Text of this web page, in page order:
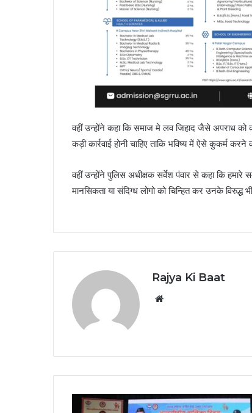
वहीं उन्होंने कहा कि समाज मे लव जिहाद जैसे अपराध को
कड़ी कार्रवाई होनी चाहिए ताकि भविष्य में ऐसे कुकर्म करने
वहीं उन्होंने पुलिस अधीक्षक सर्वेश पंवार से कहा कि
मानसिकता या संदिग्ध लोगो को चिन्हित कर उनके विरुद्ध
Rajya Ki Baat